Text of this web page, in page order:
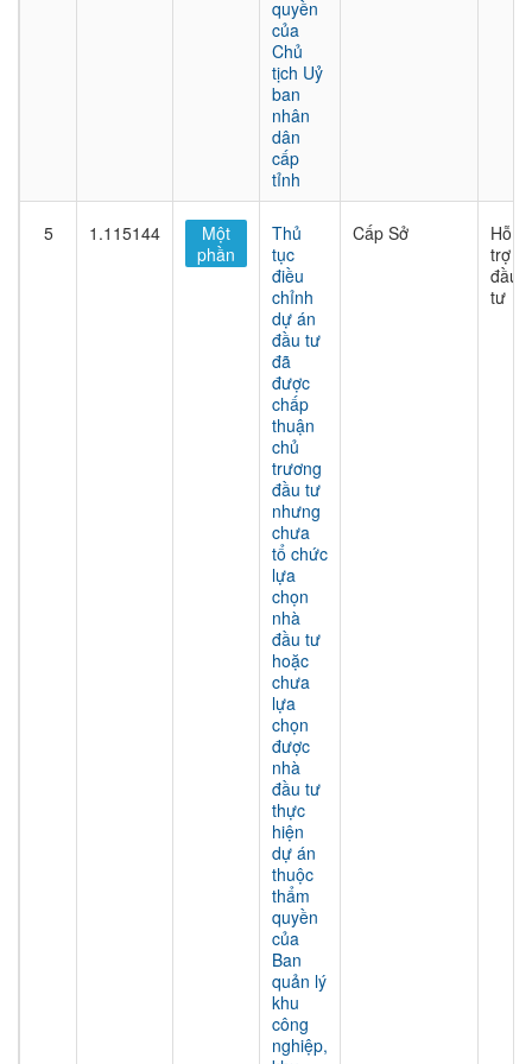
quyền
của
Chủ
tịch Uỷ
ban
nhân
dân
cấp
tỉnh
5 1.115144
Một
phần
Thủ
tục
điều
chỉnh
dự án
đầu tư
đã
được
chấp
thuận
chủ
trương
đầu tư
nhưng
chưa
tổ chức
lựa
chọn
nhà
đầu tư
hoặc
chưa
lựa
chọn
được
nhà
đầu tư
thực
hiện
dự án
thuộc
thẩm
quyền
của
Ban
quản lý
khu
công
nghiệp,
Cấp Sở
Hỗ
trợ
đầu
tư